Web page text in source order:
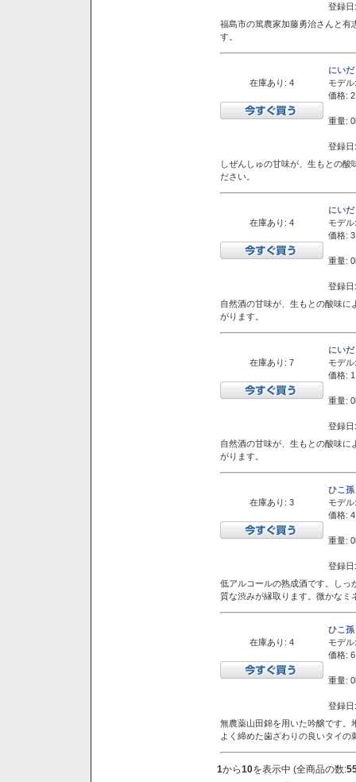
登録
福島市の篤農家加藤勇治さんと有
す。
在庫あり: 4
にい
モデル:
価格:
重量:
登録
しぜんしゅの甘味が、生もとの
ださい。
在庫あり: 4
にい
モデル:
価格:
重量:
登録
自然酒の甘味が、生もとの酸味
がります。
在庫あり: 7
にい
モデル:
価格:
重量:
登録
自然酒の甘味が、生もとの酸味
がります。
在庫あり: 3
ひこ
モデル:
価格:
重量:
登録
低アルコールの熟成酒です。しっ
質な渋みが縁取ります。微かなミ
在庫あり: 4
ひこ
モデル:
価格:
重量:
登録
無農薬山田錦を用いた吟醸です
よく締めた歯ざわりの良いタイ
1から10を表示中 (全商品の数: